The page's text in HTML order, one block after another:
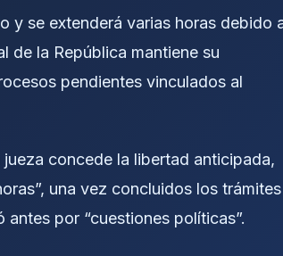
y se extenderá varias horas debido
de la República mantiene su
pendientes vinculados al
concede la libertad anticipada,
una vez concluidos los trámites
por “cuestiones políticas”.